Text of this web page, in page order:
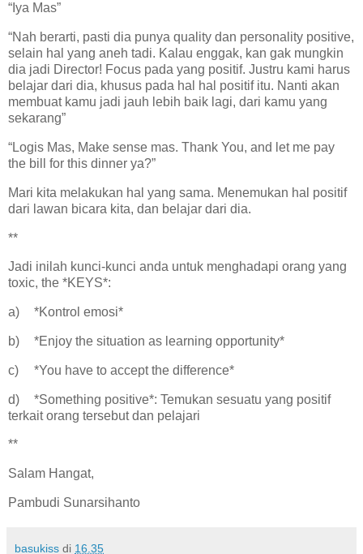
“Iya Mas”
“Nah berarti, pasti dia punya quality dan personality positive,
selain hal yang aneh tadi. Kalau enggak, kan gak mungkin
dia jadi Director! Focus pada yang positif. Justru kami harus
belajar dari dia, khusus pada hal hal positif itu. Nanti akan
membuat kamu jadi jauh lebih baik lagi, dari kamu yang
sekarang”
“Logis Mas, Make sense mas. Thank You, and let me pay
the bill for this dinner ya?”
Mari kita melakukan hal yang sama. Menemukan hal positif
dari lawan bicara kita, dan belajar dari dia.
**
Jadi inilah kunci-kunci anda untuk menghadapi orang yang
toxic, the *KEYS*:
a) *Kontrol emosi*
b) *Enjoy the situation as learning opportunity*
c) *You have to accept the difference*
d)
*Something positive*: Temukan sesuatu yang positif
terkait orang tersebut dan pelajari
**
Salam Hangat,
Pambudi Sunarsihanto
basukiss di 16.35